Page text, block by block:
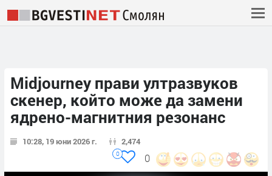
Midjourney прави ултразвуков
скенер, който може да замени
ядрено-магнитния резонанс
10:28, 19 юни 2026 г. 2,474
0
0